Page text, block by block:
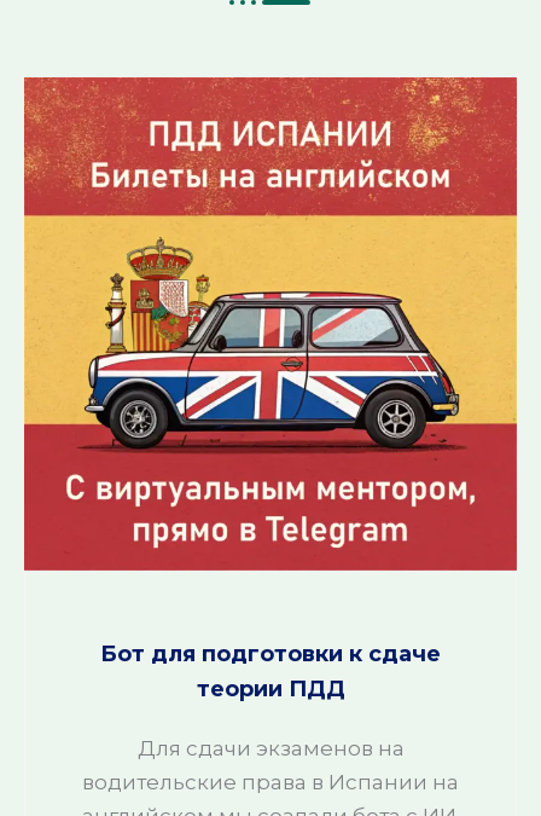
Бот для подготовки к сдаче
теории ПДД
Для сдачи экзаменов на
водительские права в Испании на